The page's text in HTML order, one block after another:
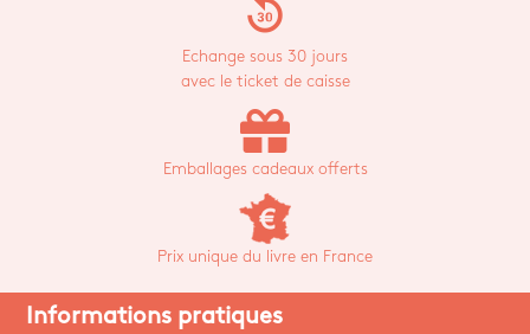
replay_30
Echange sous 30 jours
avec le ticket de caisse
Emballages cadeaux offerts
Prix unique du livre en France
Informations pratiques